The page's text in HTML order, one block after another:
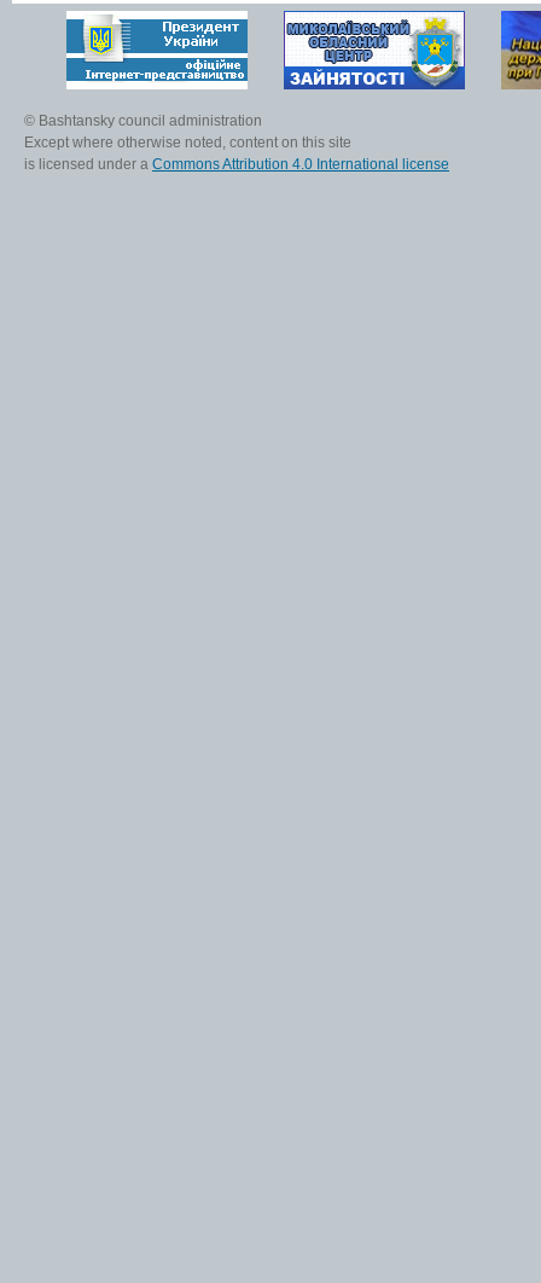
© Bashtansky council administration
Except where otherwise noted, content on this site
is licensed under a Commons Attribution 4.0 International license